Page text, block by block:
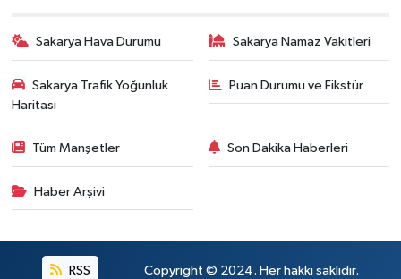
Sakarya Hava Durumu Sakarya Namaz Vakitleri
Sakarya Trafik Yoğunluk
Haritası
Puan Durumu ve Fikstür
Tüm Manşetler Son Dakika Haberleri
Haber Arşivi
RSS Copyright © 2024. Her hakkı saklıdır.